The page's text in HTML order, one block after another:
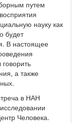
путем
науку как
будет
В настоящее
а также
в НАН
Человека.